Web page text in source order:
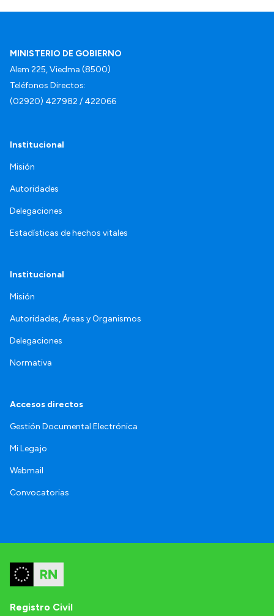
MINISTERIO DE GOBIERNO
Alem 225, Viedma (8500)
Teléfonos Directos:
(02920) 427982 / 422066
Institucional
Misión
Autoridades
Delegaciones
Estadísticas de hechos vitales
Institucional
Misión
Autoridades, Áreas y Organismos
Delegaciones
Normativa
Accesos directos
Gestión Documental Electrónica
Mi Legajo
Webmail
Convocatorias
Registro Civil